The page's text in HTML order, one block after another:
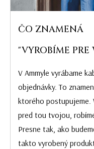
ČO ZNAMENÁ
"VYROBÍME PRE
V Ammyle vyrábame
objednávky. To
ktorého postupujeme.
pred tou tvojou,
Presne tak, ako
takto vyrobený